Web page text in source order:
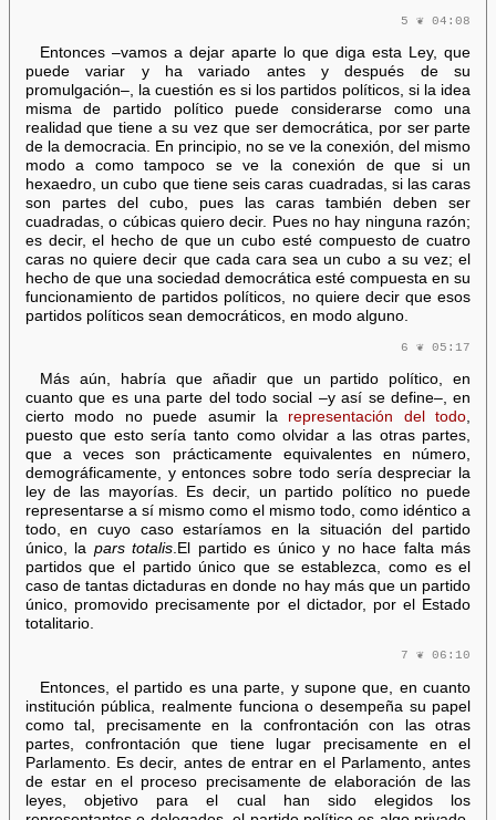
5 ❦ 04:08
Entonces –vamos a dejar aparte lo que diga esta Ley, que
puede variar y ha variado antes y después de su
promulgación–, la cuestión es si los partidos políticos, si la idea
misma de partido político puede considerarse como una
realidad que tiene a su vez que ser democrática, por ser parte
de la democracia. En principio, no se ve la conexión, del mismo
modo a como tampoco se ve la conexión de que si un
hexaedro, un cubo que tiene seis caras cuadradas, si las caras
son partes del cubo, pues las caras también deben ser
cuadradas, o cúbicas quiero decir. Pues no hay ninguna razón;
es decir, el hecho de que un cubo esté compuesto de cuatro
caras no quiere decir que cada cara sea un cubo a su vez; el
hecho de que una sociedad democrática esté compuesta en su
funcionamiento de partidos políticos, no quiere decir que esos
partidos políticos sean democráticos, en modo alguno.
6 ❦ 05:17
Más aún, habría que añadir que un partido político, en
cuanto que es una parte del todo social –y así se define–, en
cierto modo no puede asumir la representación del todo,
puesto que esto sería tanto como olvidar a las otras partes,
que a veces son prácticamente equivalentes en número,
demográficamente, y entonces sobre todo sería despreciar la
ley de las mayorías. Es decir, un partido político no puede
representarse a sí mismo como el mismo todo, como idéntico a
todo, en cuyo caso estaríamos en la situación del partido
único, la pars totalis.El partido es único y no hace falta más
partidos que el partido único que se establezca, como es el
caso de tantas dictaduras en donde no hay más que un partido
único, promovido precisamente por el dictador, por el Estado
totalitario.
7 ❦ 06:10
Entonces, el partido es una parte, y supone que, en cuanto
institución pública, realmente funciona o desempeña su papel
como tal, precisamente en la confrontación con las otras
partes, confrontación que tiene lugar precisamente en el
Parlamento. Es decir, antes de entrar en el Parlamento, antes
de estar en el proceso precisamente de elaboración de las
leyes, objetivo para el cual han sido elegidos los